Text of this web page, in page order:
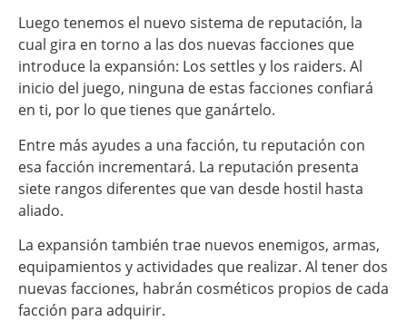
Luego tenemos el nuevo sistema de reputación, la
cual gira en torno a las dos nuevas facciones que
introduce la expansión: Los settles y los raiders. Al
inicio del juego, ninguna de estas facciones confiará
en ti, por lo que tienes que ganártelo.
Entre más ayudes a una facción, tu reputación con
esa facción incrementará. La reputación presenta
siete rangos diferentes que van desde hostil hasta
aliado.
La expansión también trae nuevos enemigos, armas,
equipamientos y actividades que realizar. Al tener dos
nuevas facciones, habrán cosméticos propios de cada
facción para adquirir.